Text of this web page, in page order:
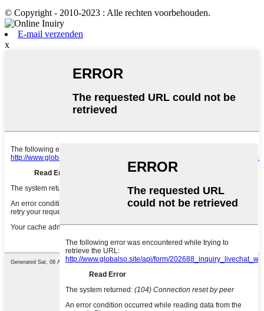
© Copyright - 2010-2023 : Alle rechten voorbehouden.
E-mail verzenden
x